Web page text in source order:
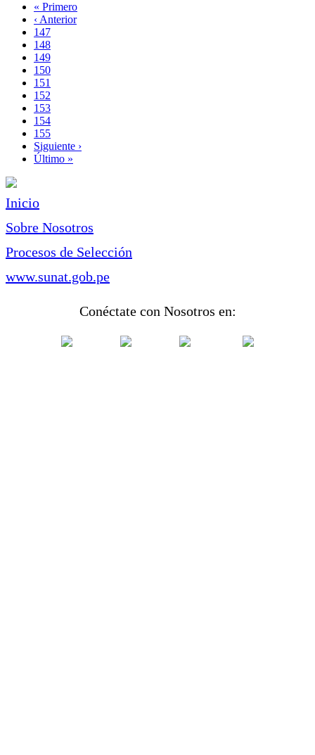
Paginación
Primera
página
« Primero
Página
anterior
‹ Anterior
Page
147
Page
148
Page
149
Page
150
Página
actual
151
Page
152
Page
153
Page
154
Page
155
Siguiente
página
Siguiente ›
Última
Último »
Inicio
Sobre Nosotros
Procesos de Selección
www.sunat.gob.pe
Conéctate con Nosotros en: